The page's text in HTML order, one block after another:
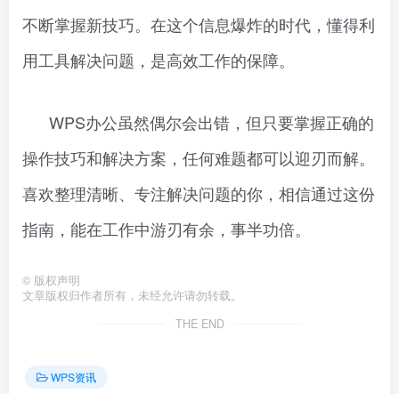
不断掌握新技巧。在这个信息爆炸的时代，懂得利
用工具解决问题，是高效工作的保障。
WPS办公虽然偶尔会出错，但只要掌握正确的
操作技巧和解决方案，任何难题都可以迎刃而解。
喜欢整理清晰、专注解决问题的你，相信通过这份
指南，能在工作中游刃有余，事半功倍。
© 版权声明
文章版权归作者所有，未经允许请勿转载。
THE END
WPS资讯